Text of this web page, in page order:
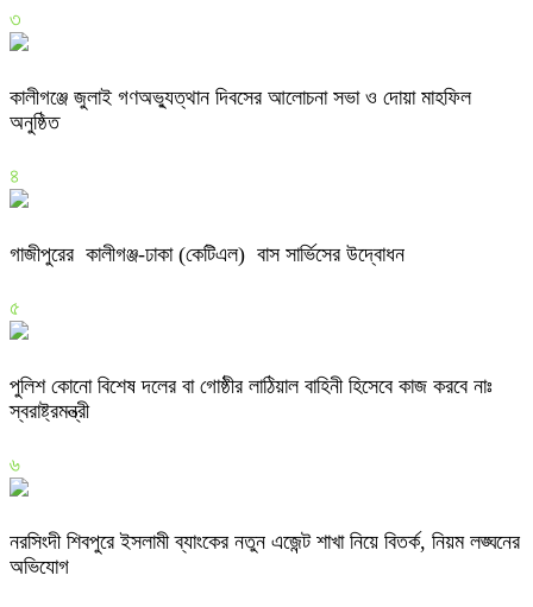
৩
কালীগঞ্জে জুলাই গণঅভ্যুত্থান দিবসের আলোচনা সভা ও দোয়া মাহফিল
অনুষ্ঠিত
৪
গাজীপুরের কালীগঞ্জ-ঢাকা (কেটিএল) বাস সার্ভিসের উদ্বোধন
৫
পুলিশ কোনো বিশেষ দলের বা গোষ্ঠীর লাঠিয়াল বাহিনী হিসেবে কাজ করবে নাঃ
স্বরাষ্ট্রমন্ত্রী
৬
নরসিংদী শিবপুরে ইসলামী ব্যাংকের নতুন এজেন্ট শাখা নিয়ে বিতর্ক, নিয়ম লঙ্ঘনের
অভিযোগ